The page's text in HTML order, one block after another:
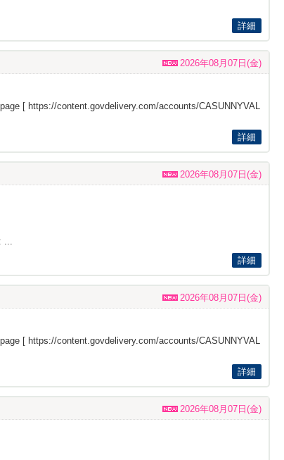
詳細
2026年08月07日(金)
[ https://content.govdelivery.com/accounts/CASUNNYVAL
詳細
2026年08月07日(金)
...
詳細
2026年08月07日(金)
[ https://content.govdelivery.com/accounts/CASUNNYVAL
詳細
2026年08月07日(金)